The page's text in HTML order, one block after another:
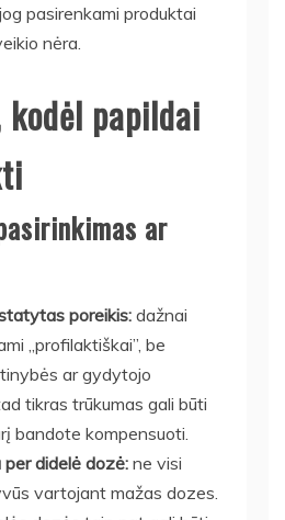
pasirenkami produktai
nėra.
kodėl papildai
ar
poreikis: dažnai
„profilaktiškai”, be
ar gydytojo
tikras trūkumas gali būti
bandote kompensuoti.
didelė dozė: ne visi
vartojant mažas dozes.